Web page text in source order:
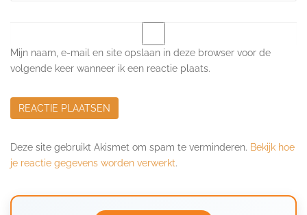
Mijn naam, e-mail en site opslaan in deze browser voor de
volgende keer wanneer ik een reactie plaats.
Deze site gebruikt Akismet om spam te verminderen. Bekijk hoe
je reactie gegevens worden verwerkt.